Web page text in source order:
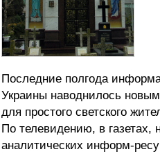
Последние полгода
Украины наводнилось
для простого светского
По телевидению, в газетах,
аналитических информ-